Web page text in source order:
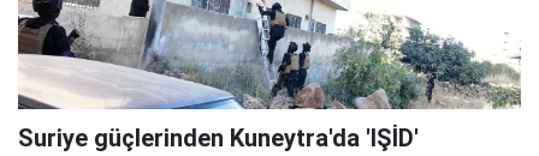
Suriye güçlerinden Kuneytra'da 'IŞİD'